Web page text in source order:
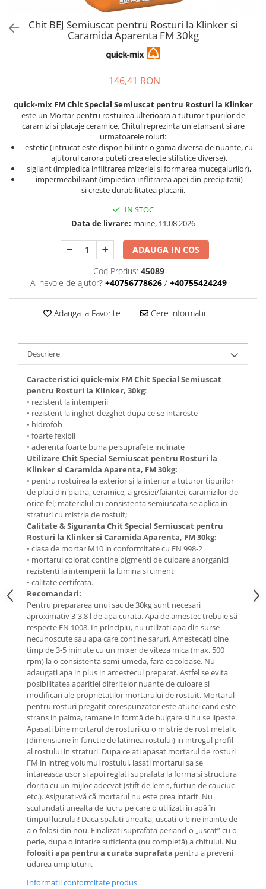
Chit BEJ Semiuscat pentru Rosturi la Klinker si
Caramida Aparenta FM 30kg
146,41 RON
quick-mix FM Chit Special Semiuscat pentru Rosturi la Klinker
este un Mortar pentru rostuirea ulterioara a tuturor tipurilor de
caramizi si placaje ceramice. Chitul reprezinta un etansant si are
urmatoarele roluri:
estetic (intrucat este disponibil intr-o gama diversa de nuante, cu
ajutorul carora puteti crea efecte stilistice diverse),
sigilant (impiedica inflitrarea mizeriei si formarea mucegaiurilor),
impermeabilizant (impiedica inflitrarea apei din precipitatii)
si creste durabilitatea placarii.
IN STOC
Data de livrare: maine, 11.08.2026
ADAUGA IN COS
Cod Produs: 45089
Ai nevoie de ajutor? +40756778626 / +40755424249
Adauga la Favorite Cere informatii
Descriere
Caracteristici quick-mix FM Chit Special Semiuscat
pentru Rosturi la Klinker, 30kg:
• rezistent la intemperii
• rezistent la inghet-dezghet dupa ce se intareste
• hidrofob
• foarte fexibil
• aderenta foarte buna pe suprafete inclinate
Utilizare Chit Special Semiuscat pentru Rosturi la
Klinker si Caramida Aparenta, FM 30kg:
• pentru rostuirea la exterior și la interior a tuturor tipurilor
de placi din piatra, ceramice, a gresiei/faianței, caramizilor de
orice fel; materialul cu consistenta semiuscata se aplica in
straturi cu mistria de rostuit;
Calitate & Siguranta Chit Special Semiuscat pentru
Rosturi la Klinker si Caramida Aparenta, FM 30kg:
• clasa de mortar M10 in conformitate cu EN 998-2
• mortarul colorat contine pigmenti de culoare anorganici
rezistenti la intemperii, la lumina si ciment
• calitate certifcata.
Recomandari:
Pentru prepararea unui sac de 30kg sunt necesari
aproximativ 3-3.8 l de apa curata. Apa de amestec trebuie să
respecte EN 1008. In principiu, nu utilizati apa din surse
necunoscute sau apa care contine saruri. Amestecați bine
timp de 3-5 minute cu un mixer de viteza mica (max. 500
rpm) la o consistenta semi-umeda, fara cocoloase. Nu
adaugati apa in plus in amestecul preparat. Astfel se evita
posibilitatea aparitiei diferitelor nuante de culoare si
modificari ale proprietatilor mortarului de rostuit. Mortarul
pentru rosturi pregatit corespunzator este atunci cand este
strans in palma, ramane in formă de bulgare si nu se lipeste.
Apasati bine mortarul de rosturi cu o mistrie de rost metalic
(dimensiune în functie de latimea rostului) in intregul profil
al rostului in straturi. Dupa ce ati apasat mortarul de rosturi
FM in intreg volumul rostului, lasati mortarul sa se
intareasca usor si apoi reglati suprafata la forma si structura
dorita cu un mijloc adecvat (stift de lemn, furtun de cauciuc
etc.). Asigurati-vă că mortarul nu este prea intarit. Nu
scufundati unealta de lucru pe care o utilizati in apă în
timpul lucrului! Daca spalati unealta, uscati-o bine inainte de
a o folosi din nou. Finalizati suprafata periand-o „uscat” cu o
perie, dupa o intarire suficienta (nu completă) a chitului. Nu
folositi apa pentru a curata suprafata pentru a preveni
udarea umpluturii.
Informatii conformitate produs